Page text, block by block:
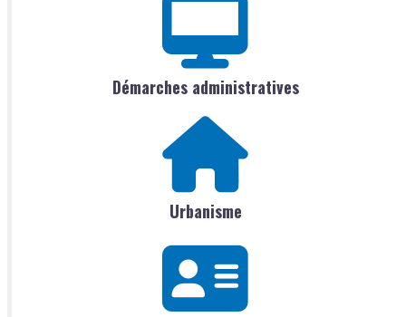
Démarches administratives
Urbanisme